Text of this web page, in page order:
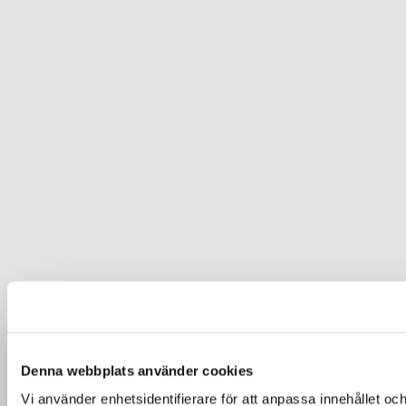
Denna webbplats använder cookies
Vi använder enhetsidentifierare för att anpassa innehållet